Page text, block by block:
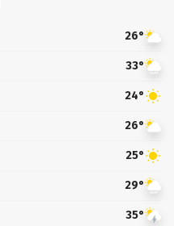
26°
33°
24°
26°
25°
29°
35°